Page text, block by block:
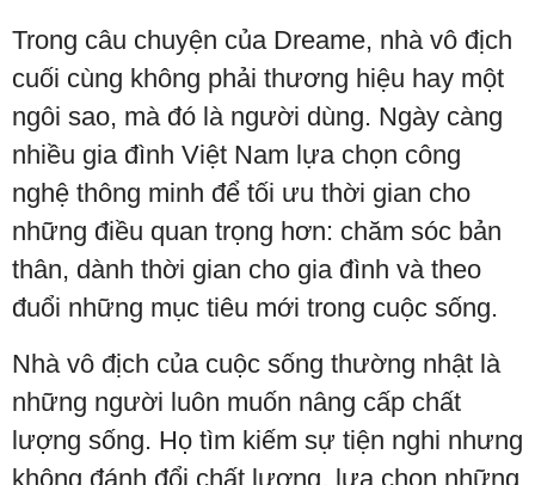
Trong câu chuyện của Dreame, nhà vô địch
cuối cùng không phải thương hiệu hay một
ngôi sao, mà đó là người dùng. Ngày càng
nhiều gia đình Việt Nam lựa chọn công
nghệ thông minh để tối ưu thời gian cho
những điều quan trọng hơn: chăm sóc bản
thân, dành thời gian cho gia đình và theo
đuổi những mục tiêu mới trong cuộc sống.
Nhà vô địch của cuộc sống thường nhật là
những người luôn muốn nâng cấp chất
lượng sống. Họ tìm kiếm sự tiện nghi nhưng
không đánh đổi chất lượng, lựa chọn những